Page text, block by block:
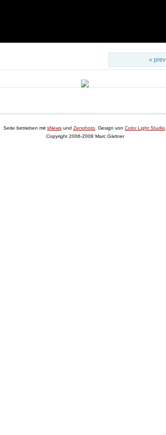
« prev
Seite betrieben mit sNews und Zenphoto . Design von Color Light Studio
Copyright 2006-2008 Marc Gärtner